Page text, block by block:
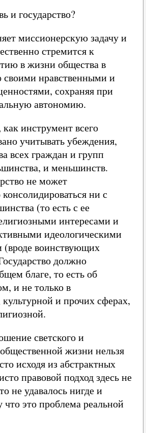
и государство?
миссионерскую задачу и
стремится к
в жизни общества в
своими нравственными и
сохраняя при
автономию.
инструмент всего
учитывать убеждения,
всех граждан и групп
и меньшинств.
не может
ни с
(то есть с ее
интересами и
идеологическими
воинствующих
должно
благе, то есть об
и не только в
и прочих сферах,
светского и
жизни нельзя
исходя из абстрактных
правовой подход здесь не
не удавалось нигде и
это проблема реальной